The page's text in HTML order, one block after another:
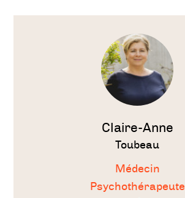
Voir
Claire-Anne
Toubeau
Médecin
Psychothérapeute